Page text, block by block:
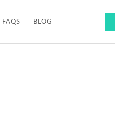
FAQS BLOG